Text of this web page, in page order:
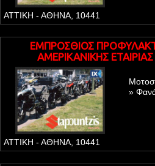
ΑΤΤΙΚΗ - ΑΘΗΝΑ, 10441
ΕΜΠΡΟΣΘΙΟΣ
ΑΜΕΡΙΚΑΝΙΚΗΣ ΕΤΑΙΡΙΑΣ
»
ΑΤΤΙΚΗ - ΑΘΗΝΑ, 10441